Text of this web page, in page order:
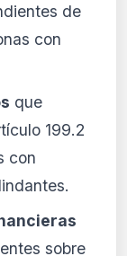
de
con
que
199.2
con
sobre